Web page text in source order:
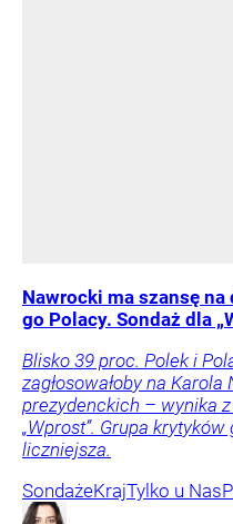
Nawrocki ma szansę
go Polacy. Sondaż dla
Blisko 39 proc. Polek i
zagłosowałoby na
prezydenckich – wynika
„Wprost”. Grupa
liczniejsza.
SondażeKrajTylko u Nas